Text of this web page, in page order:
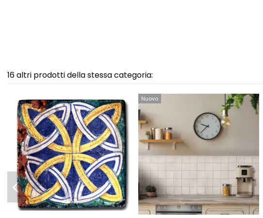
16 altri prodotti della stessa categoria:
Nuovo